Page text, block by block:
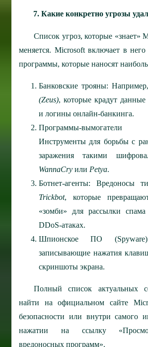
7. Какие конкретно угрозы
Список угроз, которые «знает»
меняется. Microsoft включает в
программы, которые наносят
Банковские трояны:
(Zeus), которые крадут
и логины онлайн-банкинга.
Программы-вымогатели
Инструменты для борьбы с
заражения такими
WannaCry или Petya.
Ботнет-агенты: Вредоносы
Trickbot, которые
«зомби» для рассылки
DDoS-атаках.
Шпионское ПО
записывающие нажатия
скриншоты экрана.
Полный список актуальных
найти на официальном сайте
безопасности или внутри самого
нажатии на ссылку
вредоносных программ».